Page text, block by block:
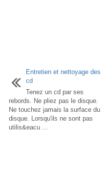
Entretien et nettoyage des
cd
Tenez un cd par ses
rebords. Ne pliez pas le disque.
Ne touchez jamais la surface du
disque. Lorsqu'ils ne sont pas
utilis&eacu ...